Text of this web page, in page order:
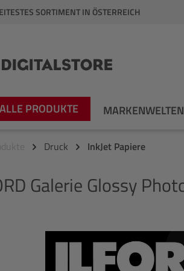
springen
SORTIMENT IN ÖSTERREICH
ALLE PRODUKTE MARKENWELTEN
Druck InkJet Papiere
Galerie Glossy